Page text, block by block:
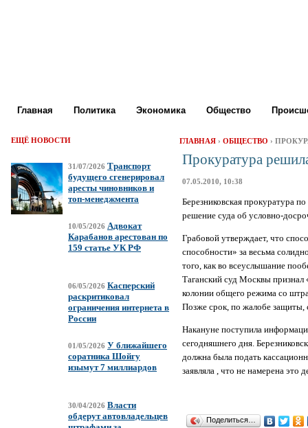
Главная Политика Экономика Общество
ЕЩЁ НОВОСТИ
31/07/2026 Транспорт
будущего сгенерировал
аресты чиновников и
топ-менеджмента
10/05/2026 Адвокат
Карабанов арестован по
159 статье УК РФ
06/05/2026 Касперский
раскритиковал
ограничения интернета в
России
01/05/2026 У ближайшего
соратника Шойгу
изымут 7 миллиардов
30/04/2026 Власти
обдерут автовладельцев
ГЛАВНАЯ › ОБЩЕСТВО ›
Прокуратура
07.05.2010, 10:38
Березниковская прокуратура
решение суда об условно-
Грабовой утверждает, что
способности» за весьма
того, как во всеуслышание
Таганский суд Москвы признал
колонии общего режима со
Позже срок, по жалобе защиты,
Накануне поступила
сегодняшнего дня.
должна была подать
заявляла , что не намерена это
Поделиться…